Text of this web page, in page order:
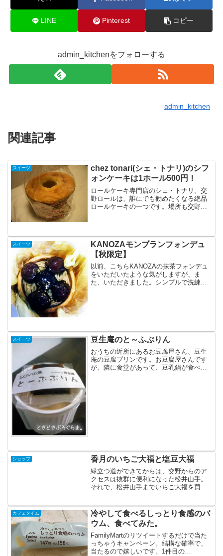
LINE Pinterest コピー
admin_kitchenをフォローする
admin_kitchen
関連記事
スイーツ
chez tonari(シェ・トナリ)のシフ
ォンケーキは1ホール500円！
ロールケーキ専門店のシェ・トナリ。交
野ロールは、誰にでも勧めたくなる絶品
ロールケーキの一つです。場所も交野市
で、立ち寄ってみたら1日...
スイーツ
KANOZAモンブランフォンデュ
【秋限定】
以前、こちらKANOZAの抹茶フォンデュ
をいただいたような気がしますが、ま
た、いただきました。シンプルで洗練さ
スイーツ 豆生庵のと～ふぷりん
おうちの近所にあるお豆腐屋さん、豆生
庵の豆腐プリンです。お豆腐屋さんです
が、隣に食堂があって、豆乳鍋が食べれ
ショップ 香月のいちご大福と塩豆大福
緑立つ道ができてからは、交野からのア
クセスは抜群に便利になった松井山手。
それで、松井山手までいちご大福を買い
近くにあったの忘れてました。成田山に
ある、香月さんです。
カフェタイム
冷やして食べるしっとり食感のバ
ウム、食べてみた。
FamilyMartのリツイートするだけで当た
っちゃうキャンペーン。結構な確率で、
当たるので嬉しいです。1件目の